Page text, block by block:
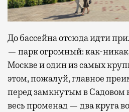
До бассейна отсюда идти
— парк огромный: как-
Москве и один из самых
этом, пожалуй, главное
перед замкнутым в Садовом
весь променад — два круга